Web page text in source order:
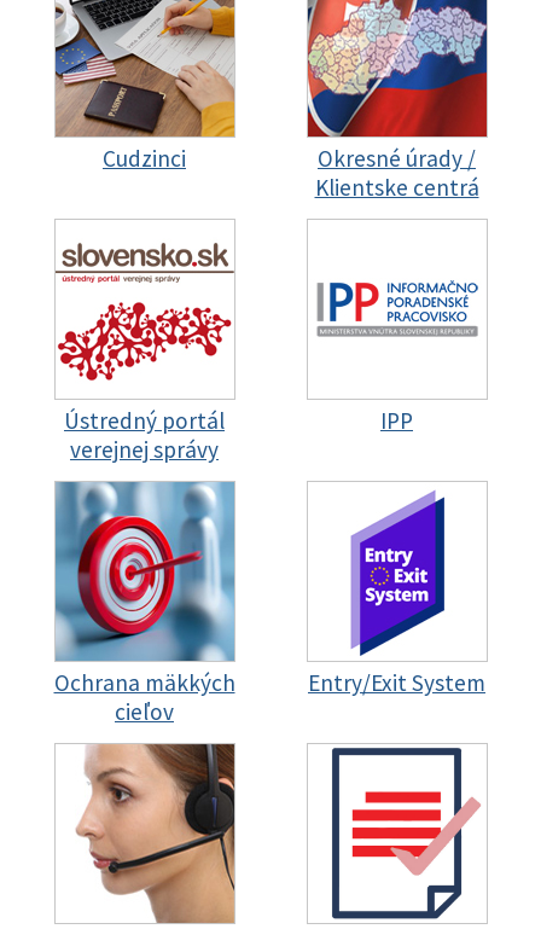
Cudzinci
Okresné úrady /
Klientske centrá
Ústredný portál
verejnej správy
IPP
Ochrana mäkkých
cieľov
Entry/Exit System